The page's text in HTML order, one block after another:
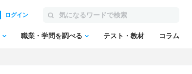
ログイン
職業・学問を調べる テスト・教材 コラム